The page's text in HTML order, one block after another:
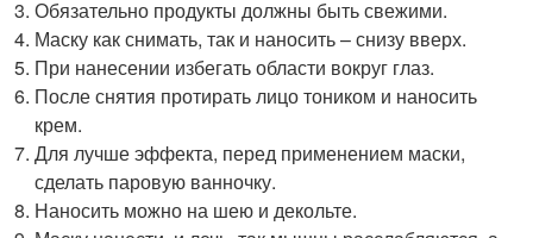
Обязательно продукты должны быть свежими.
Маску как снимать, так и наносить – снизу вверх.
При нанесении избегать области вокруг глаз.
После снятия протирать лицо тоником и наносить
крем.
Для лучше эффекта, перед применением маски,
сделать паровую ванночку.
Наносить можно на шею и декольте.